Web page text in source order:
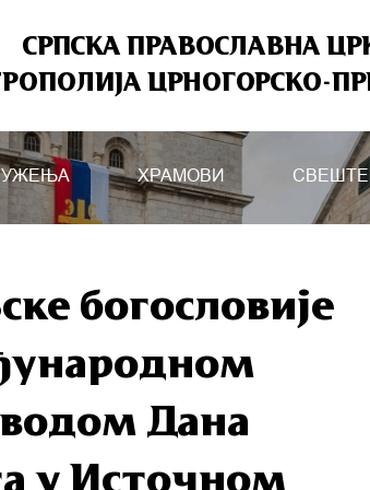
СРПСКА ПРАВОСЛАВНА
ЦРНОГОРСКО-
ХРАМОВИ
богословије
Дана
у Источном